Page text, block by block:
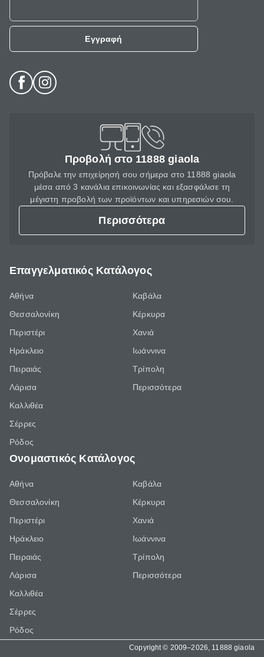
Εγγραφή
Προβολή στο 11888 giaola
Πρόβαλε την επιχείρησή σου σήμερα στο 11888 giaola
μέσα από 3 κανάλια επικοινωνίας και εξασφάλισε τη
μέγιστη προβολή των προϊόντων και υπηρεσιών σου.
Περισσότερα
Επαγγελματικός Κατάλογος
Αθήνα
Θεσσαλονίκη
Περιστέρι
Ηράκλειο
Πειραιάς
Λάρισα
Καλλιθέα
Σέρρες
Ρόδος
Καβάλα
Κέρκυρα
Χανιά
Ιωάννινα
Τρίπολη
Περισσότερα
Ονομαστικός Κατάλογος
Αθήνα
Θεσσαλονίκη
Περιστέρι
Ηράκλειο
Πειραιάς
Λάρισα
Καλλιθέα
Σέρρες
Ρόδος
Καβάλα
Κέρκυρα
Χανιά
Ιωάννινα
Τρίπολη
Περισσότερα
Copyright © 2009–2026, 11888 giaola